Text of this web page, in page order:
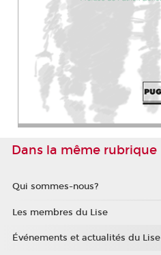
Dans la même rubrique
Qui sommes-nous?
Les membres du Lise
Événements et actualités du Lise